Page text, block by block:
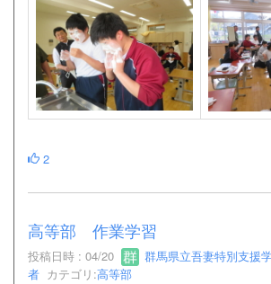
2
高等部 作業学習
投稿日時 : 04/20
群馬県立吾妻特別支援
者 カテゴリ:高等部